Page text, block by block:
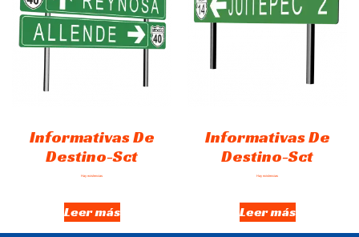
Informativas De
Destino-Sct
Hay existencias
Leer más
Informativas De
Destino-Sct
Hay existencias
Leer más